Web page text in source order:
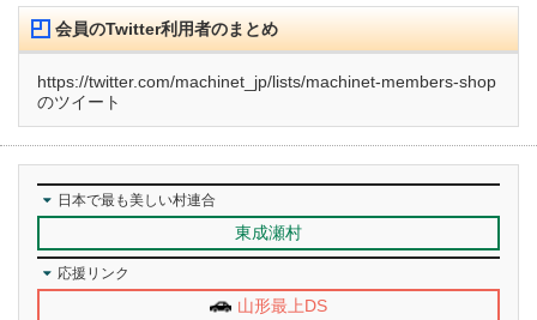
会員のTwitter利用者のまとめ
https://twitter.com/machinet_jp/lists/machinet-members-shop
のツイート
日本で最も美しい村連合
東成瀬村
応援リンク
山形最上DS